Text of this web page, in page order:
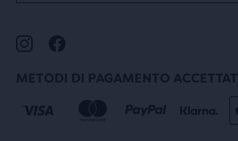
METODI DI PAGAMENTO ACCETTATI